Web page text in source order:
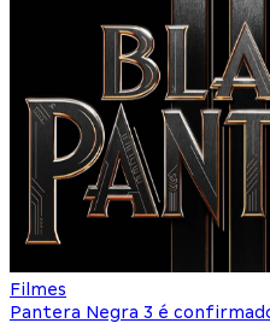
Filmes
Pantera Negra 3 é